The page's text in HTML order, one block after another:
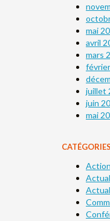
mai
avril
mars
juillet
juin
mai
CATÉGORIES